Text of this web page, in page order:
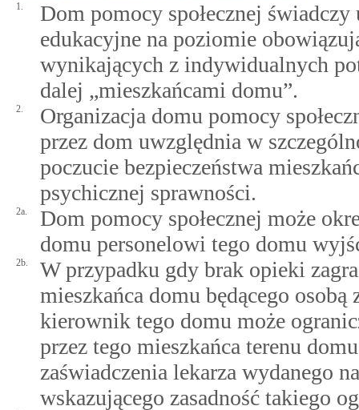
1.
Dom pomocy społecznej
edukacyjne na poziomie
wynikających z indywidualnych
dalej „mieszkańcami domu”.
2.
Organizacja domu pomocy
przez dom uwzględnia w
poczucie bezpieczeństwa
psychicznej sprawności.
2a.
Dom pomocy społecznej może
domu personelowi tego domu
2b.
W przypadku gdy brak opieki
mieszkańca domu będącego
kierownik tego domu może
przez tego mieszkańca terenu
zaświadczenia lekarza wydanego
wskazującego zasadność takiego